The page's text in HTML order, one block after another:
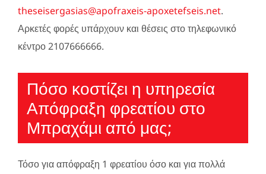
theseisergasias@apofraxeis-apoxetefseis.net.
Αρκετές φορές υπάρχουν και θέσεις στο τηλεφωνικό
κέντρο 2107666666.
Πόσο κοστίζει η υπηρεσία
Απόφραξη φρεατίου στο
Μπραχάμι από μας;
Τόσο για απόφραξη 1 φρεατίου όσο και για πολλά